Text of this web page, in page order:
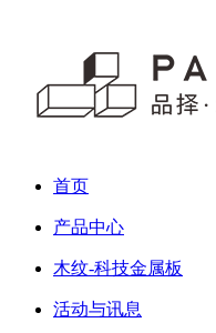
首页
产品中心
木纹-科技金属板
活动与讯息